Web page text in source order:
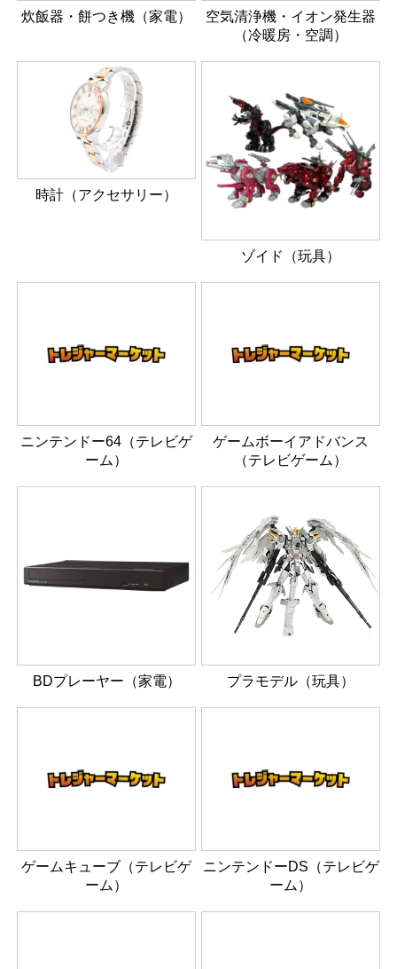
炊飯器・餅つき機（家電）
空気清浄機・イオン発生器
（冷暖房・空調）
時計（アクセサリー）
ゾイド（玩具）
ニンテンドー64（テレビゲ
ーム）
ゲームボーイアドバンス
（テレビゲーム）
BDプレーヤー（家電） プラモデル（玩具）
ゲームキューブ（テレビゲ
ーム）
ニンテンドーDS（テレビゲ
ーム）